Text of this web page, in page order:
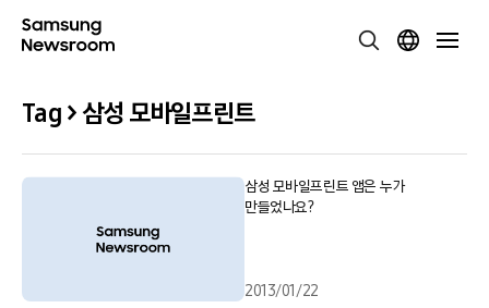
Tag > 삼성 모바일프린트
삼성 모바일프린트 앱은 누가
만들었나요?
2013/01/22